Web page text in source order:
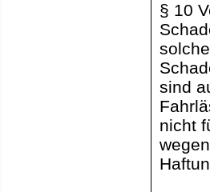
§ 10
sind
nicht